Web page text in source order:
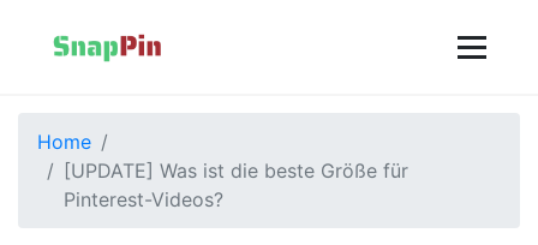
Home
[UPDATE] Was ist die beste Größe für
Pinterest-Videos?